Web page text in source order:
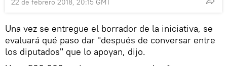
22 de febrero 2018, 20:15 GMT
Una vez se entregue el borrador de la iniciativa, se
evaluará qué paso dar "después de conversar entre
los diputados" que lo apoyan, dijo.